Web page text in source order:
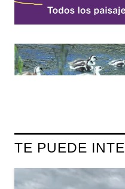
TE PUEDE